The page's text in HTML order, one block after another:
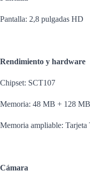
Pantalla: 2,8 pulgadas HD
Rendimiento y hardware
Chipset: SCT107
Memoria: 48 MB + 128 MB
Memoria ampliable: Tarjeta
Cámara